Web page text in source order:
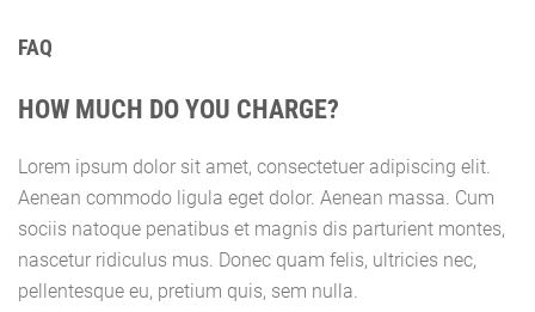
FAQ
HOW MUCH DO YOU CHARGE?
Lorem ipsum dolor sit amet, consectetuer adipiscing elit.
Aenean commodo ligula eget dolor. Aenean massa. Cum
sociis natoque penatibus et magnis dis parturient montes,
nascetur ridiculus mus. Donec quam felis, ultricies nec,
pellentesque eu, pretium quis, sem nulla.